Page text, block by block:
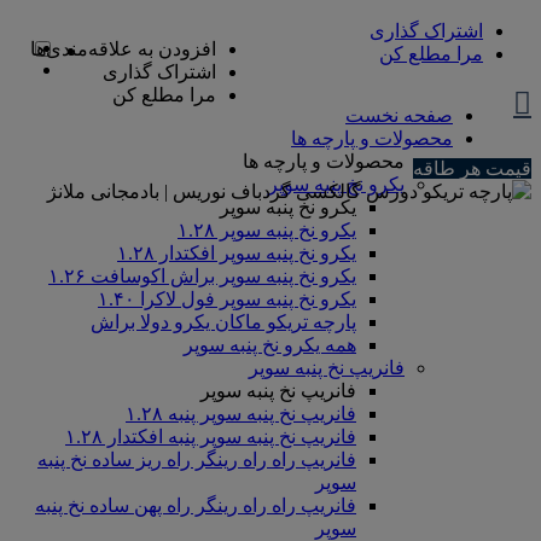
اشتراک گذاری
مرا مطلع کن
صفحه نخست
محصولات و پارچه ها
محصولات و پارچه ها
یکرو نخ پنبه سوپر
یکرو نخ پنبه سوپر
یکرو نخ پنبه سوپر ۱.۲۸
یکرو نخ پنبه سوپر افکتدار ۱.۲۸
یکرو نخ پنبه سوپر براش اکوسافت ۱.۲۶
یکرو نخ پنبه سوپر فول لاکرا ۱.۴۰
پارچه تریکو ماکان یکرو دولا براش
همه یکرو نخ پنبه سوپر
فانریپ نخ پنبه سوپر
فانریپ نخ پنبه سوپر
فانریپ نخ پنبه سوپر پنبه ۱.۲۸
فانریپ نخ پنبه سوپر پنبه افکتدار ۱.۲۸
فانریپ راه راه رینگر راه ریز ساده نخ پنبه
سوپر
فانریپ راه راه رینگر راه پهن ساده نخ پنبه
سوپر
قیمت هر طاقه
افزودن به علاقه‌مندی‌ها
اشتراک گذاری
مرا مطلع کن